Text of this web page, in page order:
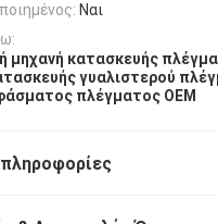
Ναι
μηχανή κατασκευής
γυαλιστερού
πλέγματος OEM